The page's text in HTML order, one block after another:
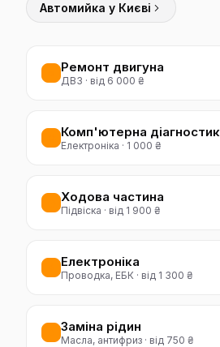
Автомийка у Києві
Ремонт двигуна
ДВЗ · від 6 000 ₴
Комп'ютерна
Електроніка · 1 000 ₴
Ходова частина
Підвіска · від 1 900 ₴
Електроніка
Проводка, ЕБК · від 1 300 ₴
Заміна рідин
Масла, антифриз · від 750 ₴